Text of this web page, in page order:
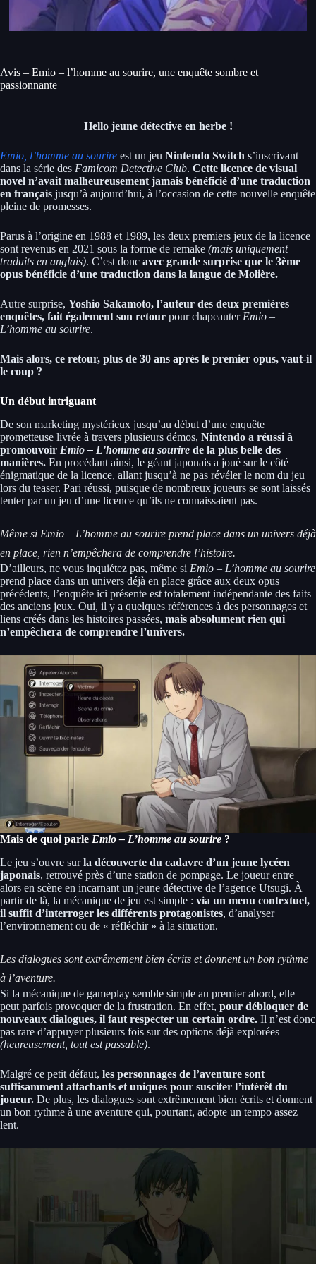
Avis – Emio – l’homme au sourire, une enquête sombre et
passionnante
Hello jeune détective en herbe !
Emio, l’homme au sourire est un jeu Nintendo Switch s’inscrivant
dans la série des Famicom Detective Club. Cette licence de visual
novel n’avait malheureusement jamais bénéficié d’une traduction
en français jusqu’à aujourd’hui, à l’occasion de cette nouvelle enquête
pleine de promesses.
Parus à l’origine en 1988 et 1989, les deux premiers jeux de la licence
sont revenus en 2021 sous la forme de remake (mais uniquement
traduits en anglais). C’est donc avec grande surprise que le 3ème
opus bénéficie d’une traduction dans la langue de Molière.
Autre surprise, Yoshio Sakamoto, l’auteur des deux premières
enquêtes, fait également son retour pour chapeauter Emio –
L’homme au sourire.
Mais alors, ce retour, plus de 30 ans après le premier opus, vaut-il
le coup ?
Un début intriguant
De son marketing mystérieux jusqu’au début d’une enquête
prometteuse livrée à travers plusieurs démos, Nintendo a réussi à
promouvoir Emio – L’homme au sourire de la plus belle des
manières. En procédant ainsi, le géant japonais a joué sur le côté
énigmatique de la licence, allant jusqu’à ne pas révéler le nom du jeu
lors du teaser. Pari réussi, puisque de nombreux joueurs se sont laissés
tenter par un jeu d’une licence qu’ils ne connaissaient pas.
Même si Emio – L’homme au sourire prend place dans un univers déjà
en place, rien n’empêchera de comprendre l’histoire.
D’ailleurs, ne vous inquiétez pas, même si Emio – L’homme au sourire
prend place dans un univers déjà en place grâce aux deux opus
précédents, l’enquête ici présente est totalement indépendante des faits
des anciens jeux. Oui, il y a quelques références à des personnages et
liens créés dans les histoires passées, mais absolument rien qui
n’empêchera de comprendre l’univers.
Mais de quoi parle Emio – L’homme au sourire ?
Le jeu s’ouvre surla découverte du cadavre d’un jeune lycéen
japonais, retrouvé près d’une station de pompage. Le joueur entre
alors en scène en incarnant un jeune détective de l’agence Utsugi. À
partir de là, la mécanique de jeu est simple : via un menu contextuel,
il suffit d’interroger les différents protagonistes, d’analyser
l’environnement ou de « réfléchir » à la situation.
Les dialogues sont extrêmement bien écrits et donnent un bon rythme
à l’aventure.
Si la mécanique de gameplay semble simple au premier abord, elle
peut parfois provoquer de la frustration. En effet, pour débloquer de
nouveaux dialogues, il faut respecter un certain ordre. Il n’est donc
pas rare d’appuyer plusieurs fois sur des options déjà explorées
(heureusement, tout est passable).
Malgré ce petit défaut, les personnages de l’aventure sont
suffisamment attachants et uniques pour susciter l’intérêt du
joueur. De plus, les dialogues sont extrêmement bien écrits et donnent
un bon rythme à une aventure qui, pourtant, adopte un tempo assez
lent.